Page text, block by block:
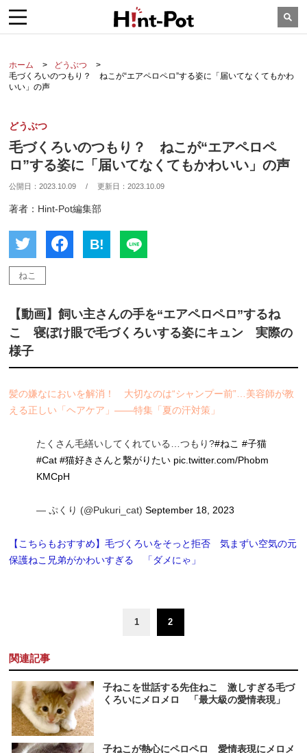
ホーム
どうぶつ
毛づくろいのつもり？ ねこが“エアペロペロ”する姿に「届いてなくてもかわ
いい」の声
どうぶつ
毛づくろいのつもり？ ねこが“エアペロペ
ロ”する姿に「届いてなくてもかわいい」の声
公開日：2023.10.09 / 更新日：2023.10.09
著者：Hint-Pot編集部
B!
ねこ
【動画】飼い主さんの手を“エアペロペロ”するね
こ 寝ぼけ眼で毛づくろいする姿にキュン 実際の
様子
髪の嫌なにおいを解消！ 大切なのは“シャンプー前”…美容師が教
える正しい「ヘアケア」――特集「夏の汗対策」
たくさん毛繕いしてくれている…つもり?#ねこ #子猫
#Cat #猫好きさんと繫がりたい pic.twitter.com/Phobm
KMCpH
— ぷくり (@Pukuri_cat)September 18, 2023
【こちらもおすすめ】毛づくろいをそっと拒否 気まずい空気の元
保護ねこ兄弟がかわいすぎる 「ダメにゃ」
1 2
関連記事
子ねこを世話する先住ねこ 激しすぎる毛づ
くろいにメロメロ 「最大級の愛情表現」
子ねこが熱心にペロペロ 愛情表現にメロメ